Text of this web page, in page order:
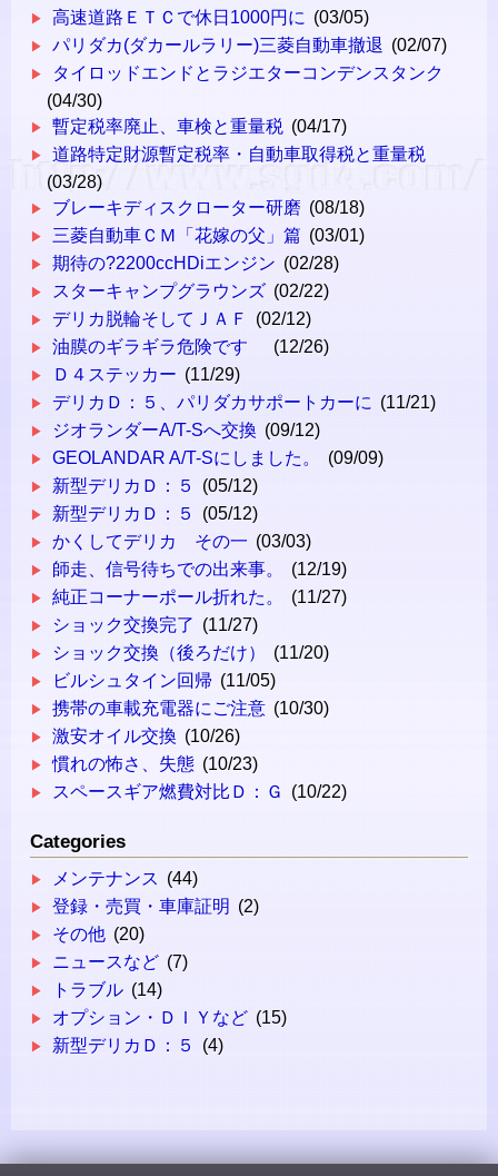
高速道路ＥＴＣで休日1000円に (03/05)
パリダカ(ダカールラリー)三菱自動車撤退 (02/07)
タイロッドエンドとラジエターコンデンスタンク
(04/30)
暫定税率廃止、車検と重量税 (04/17)
道路特定財源暫定税率・自動車取得税と重量税
(03/28)
ブレーキディスクローター研磨 (08/18)
三菱自動車ＣＭ「花嫁の父」篇 (03/01)
期待の?2200ccHDiエンジン (02/28)
スターキャンプグラウンズ (02/22)
デリカ脱輪そしてＪＡＦ
(02/12)
油膜のギラギラ危険です
(12/26)
Ｄ４ステッカー (11/29)
デリカＤ：５、パリダカサポートカーに (11/21)
ジオランダーA/T-Sへ交換 (09/12)
GEOLANDAR A/T-Sにしました。
(09/09)
新型デリカＤ：５
(05/12)
新型デリカＤ：５
(05/12)
かくしてデリカ その一 (03/03)
師走、信号待ちでの出来事。
(12/19)
純正コーナーポール折れた。
(11/27)
ショック交換完了 (11/27)
ショック交換（後ろだけ）
(11/20)
ビルシュタイン回帰 (11/05)
携帯の車載充電器にご注意 (10/30)
激安オイル交換 (10/26)
慣れの怖さ、失態 (10/23)
スペースギア燃費対比Ｄ：Ｇ
(10/22)
Categories
メンテナンス (44)
登録・売買・車庫証明 (2)
その他 (20)
ニュースなど (7)
トラブル (14)
オプション・ＤＩＹなど (15)
新型デリカＤ：５
(4)